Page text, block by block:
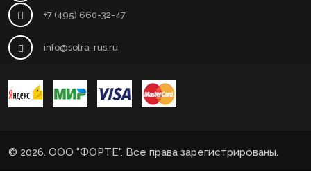
+7 (495) 660-32-47
info@sotra-rus.ru
© 2026. ООО "ФОРТЕ". Все права зарегистрированы.